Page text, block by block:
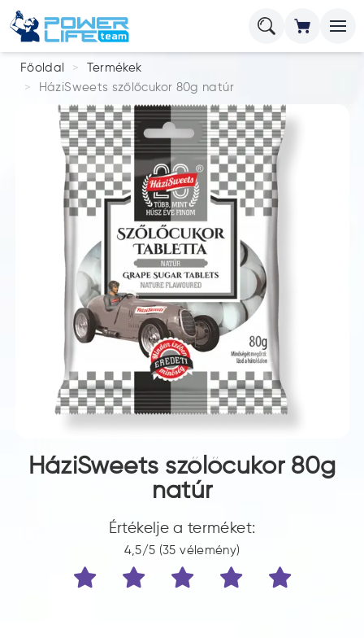
Főoldal
Termékek
HáziSweets szőlőcukor 80g natúr
HáziSweets szőlőcukor 80g
natúr
Értékelje a terméket:
4,5/5 (35 vélemény)